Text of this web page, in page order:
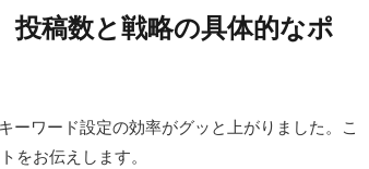
稿数と戦略の具体的なポ
ーワード設定の効率がグッと上がりました。こ
をお伝えします。